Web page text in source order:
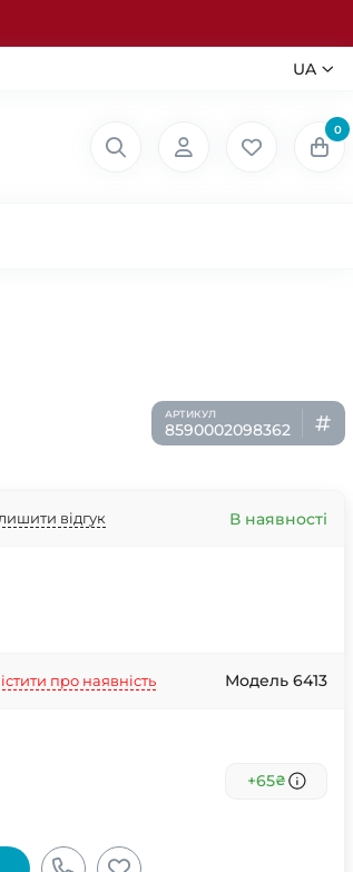
UA
0
8590002098362
відгук В наявності
про наявність Модель 6413
+65₴